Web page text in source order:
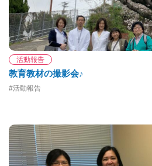
活動報告
教育教材の撮影会♪
#活動報告